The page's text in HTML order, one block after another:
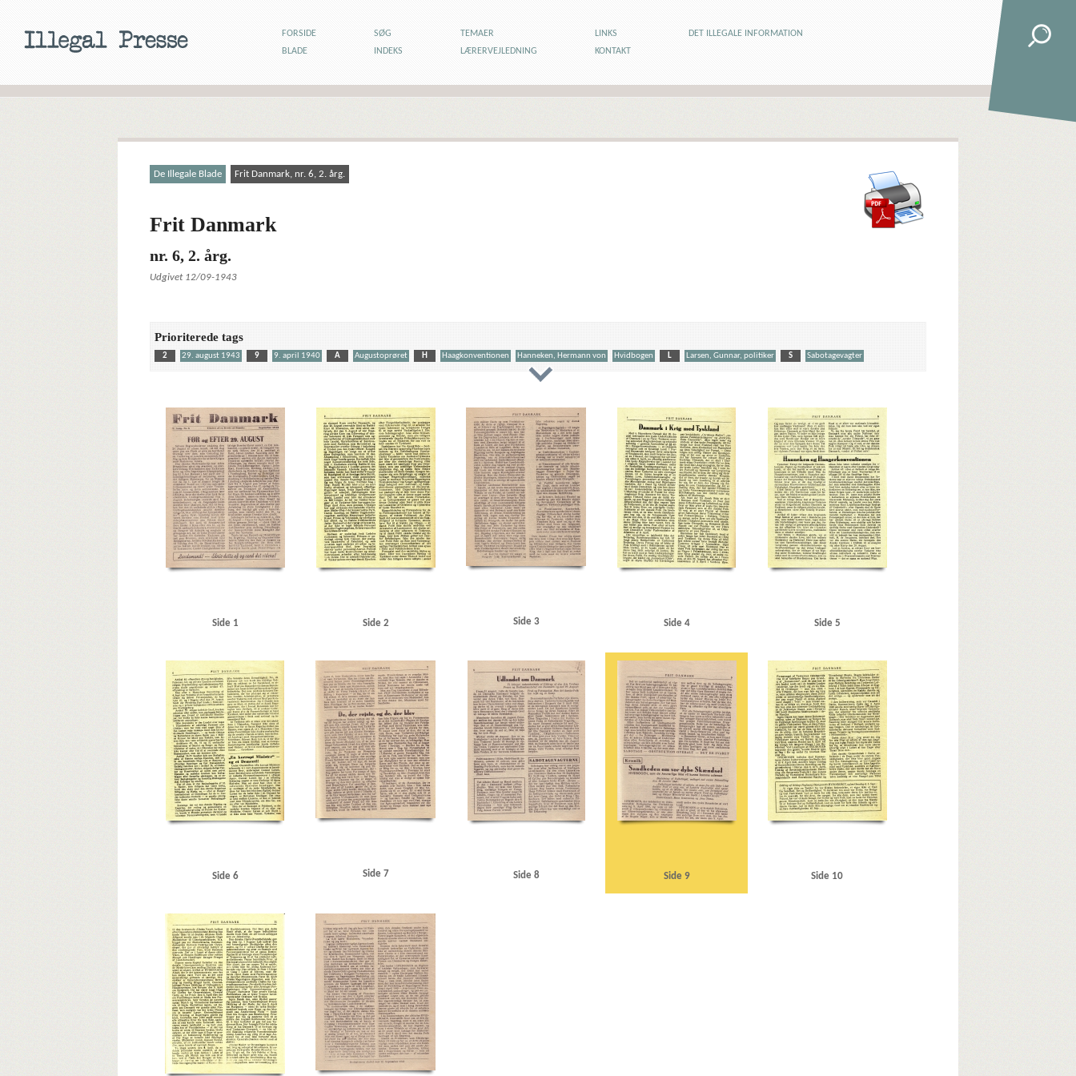
FORSIDE SØG TEMAER LINKS
DET ILLEGALE INFORMATION
BLADE
INDEKS LÆRERVEJLEDNING KONTAKT
De Illegale Blade Frit Danmark, nr. 6, 2. årg.
Frit Danmark
nr. 6, 2. årg.
Udgivet 12/09-1943
Prioriterede tags
2 29. august 1943 9 9. april 1940 A Augustoprøret H Haagkonventionen Hanneken, Hermann von Hvidbogen L Larsen, Gunnar, politiker S Sabotagevagter
Christmas Møller, John, politiker
Dagmarhus Dansk Aero Dansk Samling de Jonquieres, H., amtmand Det konservative Folkeparti E Ehrenburg, Ilja, forfatter
Esbjerg
Eskelund, Karl, chef for Udenrigsministeriets Pressebureau
F Falck Folketinget Forsvarsministerium, det danske Fredericia Frederikshavn Frikorps Danmark Fuglsang-Damgaard, Hans, biskop
Goebbels, Joseph
Gørtz, Ebbe, general Haagkonventionen Hammer Kjølsen, Frits, marineattaché Hammerich, Carl, admiral Hanneken, Hermann von Helsingør Hjemmefronten, blad
Holbæk
Holland
Hvidbogen I Ikke-Angrebspagt, dansk-tysk Ipsen, kommandør Kattegat Kaupisch, Leonard von Knutzen, Peter, generaldirektør Kolding Kommunistloven Korsør Krusaa
Langelinje
Larsen, Gunnar, politiker Lohmann, Ernst A. Lynetten Læsø Manchester Guardian Mewis, Raoul, viceadmiral Moskva Radio Munch, Peter, politiker
N
Nordschleswigsche Zeitung
Nørrebro Station Nørrebrogade, Kbh. O Odense Værft Officerskolen, Frederiksberg OKW (Oberkommando der Wehrmacht) P
Prior, W.W., generalløjtnant
Raeder, Erich, storadmiral Rasmussen, Hans, politiker Rechnitzer, Hjalmar, viceadmiral Rigsdagen, den danske Rørdal, fabrik S Scavenius, Erik, politiker Sjælland
Socialdemokratiet
Strøm, Jens, politiker
Studenternes Efterretningstjeneste Swinemünde Sydnorge Sørensen, konstruktør Søværnskommandoen T Times Toulon V Vesteuropa
Vestkysten
Vordingborg
Z Zahle, Henrik, gesandt Ø Øresund
Side 1 Side 2 Side 3 Side 4 Side 5
Side 6 Side 7 Side 8 Side 9 Side 10